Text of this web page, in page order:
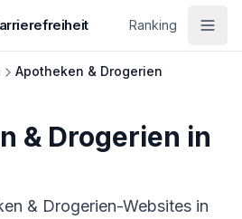
Ranking
Apotheken & Drogerien
& Drogerien in
& Drogerien-Websites in